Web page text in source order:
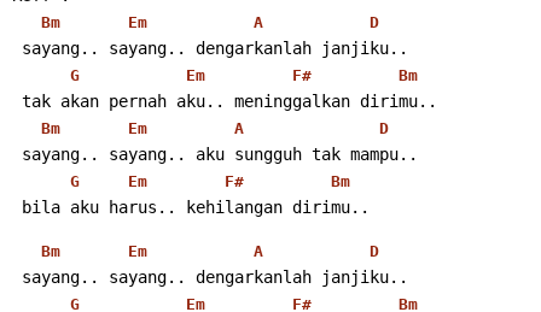
Bm Em A D
sayang.. sayang.. dengarkanlah janjiku..
G Em F# Bm
tak akan pernah aku.. meninggalkan dirimu..
Bm Em A D
sayang.. sayang.. aku sungguh tak mampu..
G Em F# Bm
bila aku harus.. kehilangan dirimu..
Bm Em A D
sayang.. sayang.. dengarkanlah janjiku..
G Em F# Bm